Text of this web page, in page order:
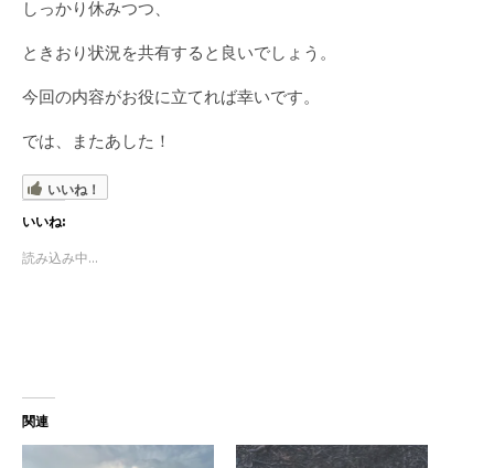
しっかり休みつつ、
ときおり状況を共有すると良いでしょう。
今回の内容がお役に立てれば幸いです。
では、またあした！
いいね！
いいね:
読み込み中...
関連